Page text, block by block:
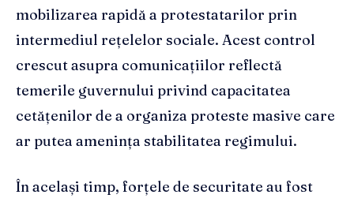
mobilizarea rapidă a protestatarilor prin
intermediul rețelelor sociale. Acest control
crescut asupra comunicațiilor reflectă
temerile guvernului privind capacitatea
cetățenilor de a organiza proteste masive care
ar putea amenința stabilitatea regimului.
În același timp, forțele de securitate au fost